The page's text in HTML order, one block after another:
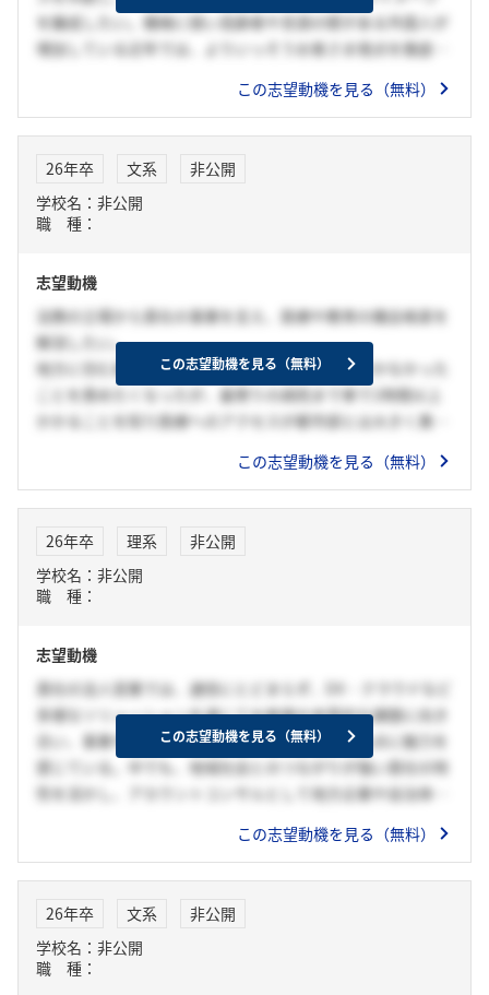
を醸成したい。機械に弱い高齢者や言語の壁がある外国人が
増加している近年では、よりいっそうお客さま視点を徹底す
の声からボトルネックとなる問題を特定する力」が活きると
その解決策まで考えた経験がある。この経験から、多様な人
が抱える様々な課題には必ず共通点があり、ボトルネックと
なるいくつかの問題に帰着することを学んだ。これはまさ
し、お客さまに寄り添うことで”お客さまファースト＝
KDDI”というイメージを醸成したい。
この志望動機を見る（無料）
26年卒 文系
非公開
学校名：非公開
職 種：
志望動機
法務の立場から貴社の事業を支え、医療や教育の機会格差を
解消したい。
地方に住む祖母が体調を崩した際、早く病院に行かなかった
ことを責めたくなったが、最寄りの病院まで車で1時間以上
かかることを知り医療へのアクセスが都市部とは大きく異な
また、中学でテニス部に入部した際、テニスを教えられる指
入ることができた。
この経験から、地域によって医療や教育の質に大きな差が生
じている現実に課題意識を持つようになった。
供している。ゼミ発表会で培った課題解決力を活かし、法務
の立場から貴社の事業を支え新技術の社会実装を推進するこ
とで、都市部と地方、そして世界の格差を埋め、人々がどこ
にいても平等な医療・教育を受けられる社会を実現させた
い。
この志望動機を見る（無料）
この志望動機を見る（無料）
26年卒 理系
非公開
学校名：非公開
職 種：
志望動機
貴社の法人営業では、通信にとどまらず、DX・クラウドなど
多様なソリューションを通じてお客様の本質的な課題に向き
合い、事業や業界そのものの変革に貢献している点に魅力を
感じている。中でも、地域社会とのつながりが強い貴社の特
性を活かし、アカウントコンサルとして地方企業や自治体の
に貢献したいと考え、志望する。「誰かのために行動できる
業として、社会に変革を与えたい。
この志望動機を見る（無料）
この志望動機を見る（無料）
26年卒 文系
非公開
学校名：非公開
職 種：